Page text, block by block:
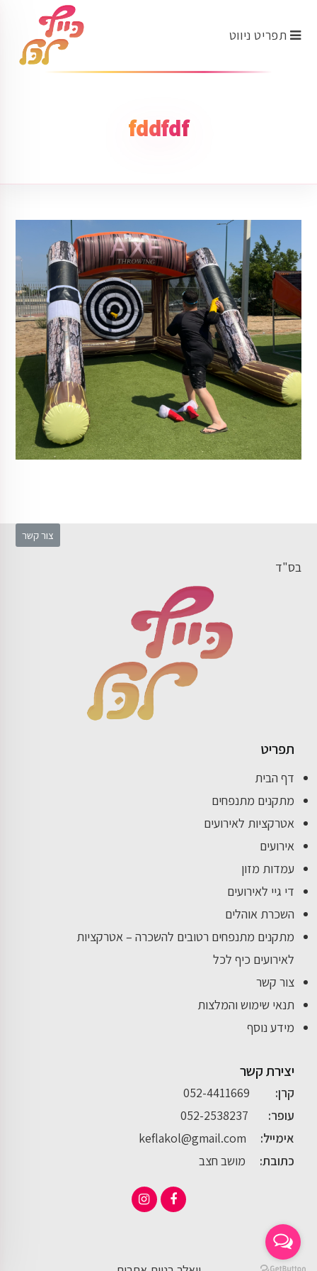
תפריט ניווט
fddfdf
צור קשר
בס"ד
תפריט
דף הבית
מתקנים מתנפחים
אטרקציות לאירועים
אירועים
עמדות מזון
די גיי לאירועים
השכרת אוהלים
מתקנים מתנפחים רטובים להשכרה – אטרקציות
לאירועים כיף לכל
צור קשר
תנאי שימוש והמלצות
מידע נוסף
יצירת קשר
קרן:
052-4411669
עופר:
052-2538237
אימייל:
keflakol@gmail.com
כתובת: מושב חצב